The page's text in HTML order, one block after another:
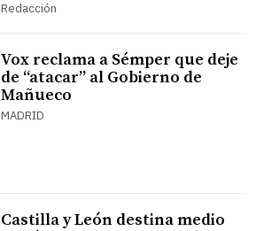
Redacción
Vox reclama a Sémper que deje
de “atacar” al Gobierno de
Mañueco
MADRID
Castilla y León destina medio